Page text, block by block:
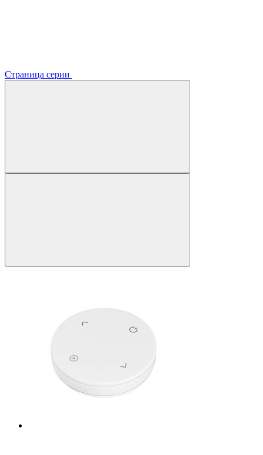
Страница серии